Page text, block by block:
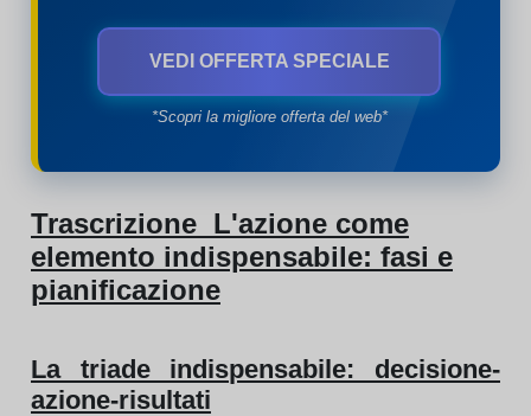
VEDI OFFERTA SPECIALE
*Scopri la migliore offerta del web*
Trascrizione L'azione come
elemento indispensabile: fasi e
pianificazione
La triade indispensabile: decisione-
azione-risultati